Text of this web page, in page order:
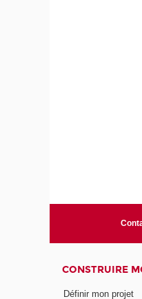
CONSTRUIRE
Définir mon projet